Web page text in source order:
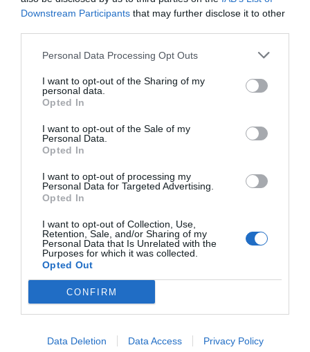
Downstream Participants that may further disclose it to other
Personal Data Processing Opt Outs
I want to opt-out of the Sharing of my
personal data.
Opted In
I want to opt-out of the Sale of my
Personal Data.
Opted In
I want to opt-out of processing my
Personal Data for Targeted Advertising.
Opted In
I want to opt-out of Collection, Use,
Retention, Sale, and/or Sharing of my
Personal Data that Is Unrelated with the
Purposes for which it was collected.
Opted Out
CONFIRM
Data Deletion Data Access Privacy Policy
Είχατε ποτέ έναν βιντεοκλαμπά δίπλα στο σπίτι σας
νοικιάζετε, μαζί με το Μικρό μου Πόνυ της αδερφής σας,
ταινίες τρόμου; Ε ο μικρός Βαγγέλης είχε και 26 χρόνια
πριν του επέτρεψε να νοικιάσει το πρώτο Hellraiser.
Και πόση χαρά έκανε ο μικρός όταν έβαλε την κασέτα
στο βίντεο να την δει μόνος το βράδυ, σε θεοσκότεινο
θυμηθώ είναι να είμαι παγωμένος στη θέση μου, να μην